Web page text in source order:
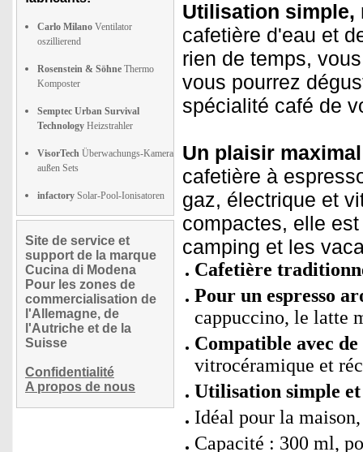
Carlo Milano Ventilator
oszillierend
Rosenstein & Söhne Thermo
Komposter
Semptec Urban Survival
Technology Heizstrahler
VisorTech Überwachungs-Kamera
außen Sets
infactory Solar-Pool-Ionisatoren
Site de service et
support de la marque
Cucina di Modena
Pour les zones de
commercialisation de
l'Allemagne, de
l'Autriche et de la
Suisse
Confidentialité
A propos de nous
Utilisation
cafetière d'eau et
rien de temps,
vous pourrez
spécialité café de
Un plaisir
cafetière à
gaz, électrique et
compactes, elle
camping et les
Cafetière
Pour un espresso
cappuccino, le latte
Compatible avec
vitrocéramique et
Utilisation simple
Idéal pour la
Capacité : 300 ml,